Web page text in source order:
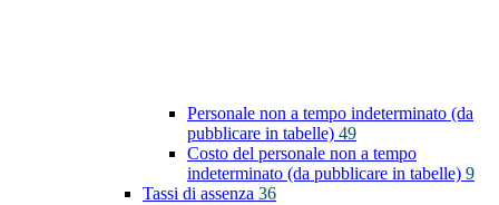
Personale non a tempo indeterminato (da
pubblicare in tabelle) 49
Costo del personale non a tempo
indeterminato (da pubblicare in tabelle) 9
Tassi di assenza 36